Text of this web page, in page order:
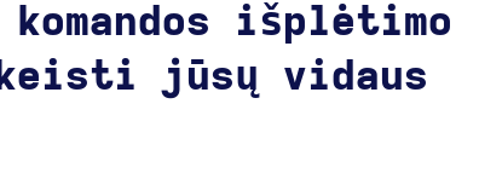
komandos išplėtimo
jūsų vidaus